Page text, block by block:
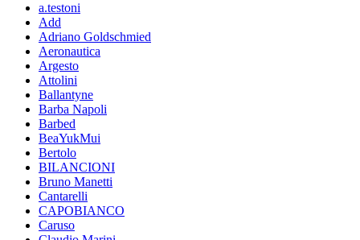
a.testoni
Add
Adriano Goldschmied
Aeronautica
Argesto
Attolini
Ballantyne
Barba Napoli
Barbed
BeaYukMui
Bertolo
BILANCIONI
Bruno Manetti
Cantarelli
CAPOBIANCO
Caruso